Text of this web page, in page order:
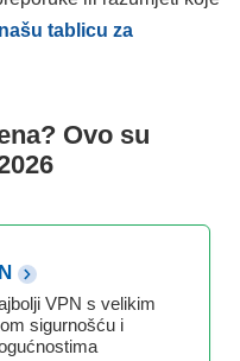
tablicu za
Ovo su
VPN s velikim
sigurnošću i